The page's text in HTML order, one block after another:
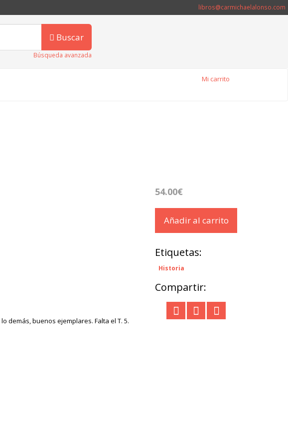
libros@carmichaelalonso.com
Buscar
Búsqueda avanzada
Mi carrito
demás, buenos ejemplares. Falta el T. 5.
54.00€
Añadir al carrito
Etiquetas:
Historia
Compartir: